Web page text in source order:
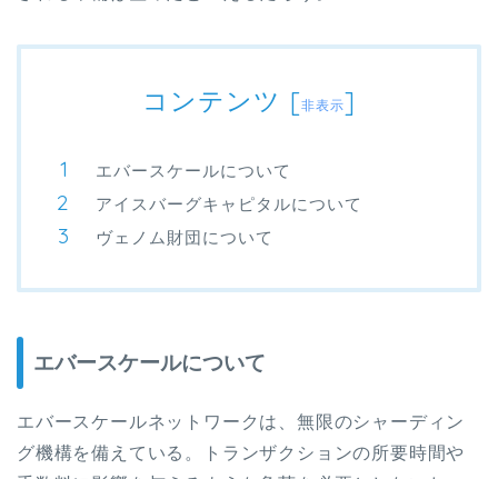
コンテンツ [非表示]
エバースケールについて
アイスバーグキャピタルについて
ヴェノム財団について
エバースケールについて
エバースケールネットワークは、無限のシャーディン
グ機構を備えている。トランザクションの所要時間や